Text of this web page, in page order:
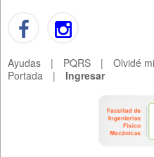
Ayudas | PQRS | Olvidé
Portada
| Ingresar